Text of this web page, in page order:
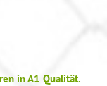
in A1 Qualität.